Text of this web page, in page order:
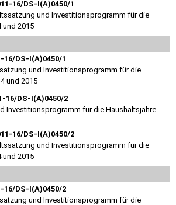
16/DS-I(A)0450/1
und Investitionsprogramm für die
und 2015
16/DS-I(A)0450/1
und Investitionsprogramm für die
und 2015
16/DS-I(A)0450/2
Investitionsprogramm für die Haushaltsjahre
16/DS-I(A)0450/2
und Investitionsprogramm für die
und 2015
16/DS-I(A)0450/2
und Investitionsprogramm für die